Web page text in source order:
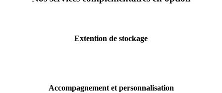
Extention de stockage
Accompagnement et personnalisation